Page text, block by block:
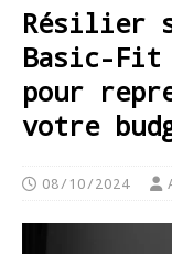
Résilier
Basic-Fit
pour
votre
08/10/2024